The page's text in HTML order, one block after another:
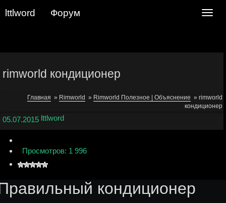
lttlword Форум
rimworld кондиционер
Главная » Rimworld » Rimworld Полезное | Объяснение » rimworld
кондиционер
05.07.2015 lttlword
Просмотров: 1 996
кондиционер